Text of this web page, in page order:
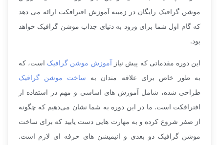
موشن گرافیک رایگان در زمینه آموزش افترافکت ارائه می‌ دهد
که گام اول شما برای ورود به دنیای جذاب موشن گرافیک خواهد
بود.
این دوره مقدماتی که پیش نیازآموزش موشن گرافیک است، که
به طور خاص برای علاقه‌ مندان به ساخت موشن گرافیک
طراحی شده، شامل آموزش‌ های اساسی و مهم در استفاده از
افترافکت است. ما در این دوره به شما نشان می‌دهیم که چگونه
از صفر شروع کرده و به مهارت‌ هایی دست یابید که برای ساخت
موشن گرافیک دو بعدی و انیمیشن‌ های حرفه‌ ای لازم است.